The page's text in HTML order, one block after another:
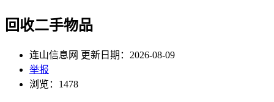
回收二手物品
连山信息网 更新日期：2026-08-09
举报
浏览：1478